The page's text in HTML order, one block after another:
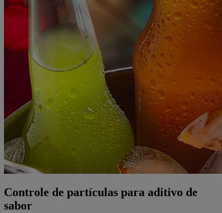
Controle de partículas para aditivo de
sabor